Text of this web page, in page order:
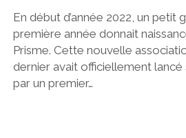
En début d’année 2022, un petit
première année donnait
Prisme. Cette nouvelle
dernier avait officiellement
par un premier…